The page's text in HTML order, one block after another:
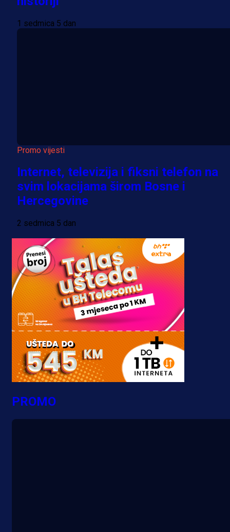
1 sedmica 5 dan
Promo vijesti
Internet, televizija i fiksni telefon na
svim lokacijama širom Bosne i
Hercegovine
2 sedmica 5 dan
PROMO